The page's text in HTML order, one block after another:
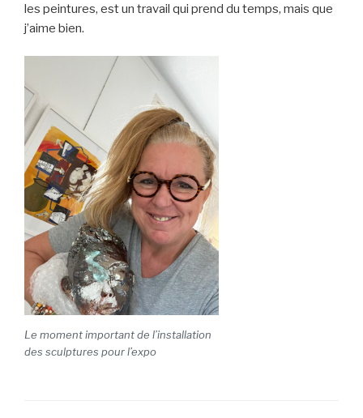
les peintures, est un travail qui prend du temps, mais que
j’aime bien.
Le moment important de l’installation
des sculptures pour l’expo